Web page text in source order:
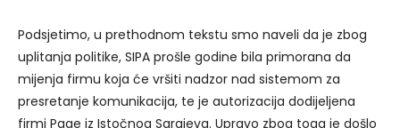
Podsjetimo, u prethodnom tekstu smo naveli da je zbog
uplitanja politike, SIPA prošle godine bila primorana da
mijenja firmu koja će vršiti nadzor nad sistemom za
presretanje komunikacija, te je autorizacija dodijeljena
firmi Page iz Istočnog Sarajeva. Upravo zbog toga je došlo